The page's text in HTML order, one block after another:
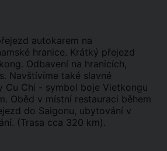
autokarem na
hranice. Krátký přejezd
Odbavení na hranicích,
Navštívíme také slavné
Cu Chi - symbol boje Vietkongu
Oběd v místní restauraci během
do Saigonu, ubytování v
(Trasa cca 320 km).